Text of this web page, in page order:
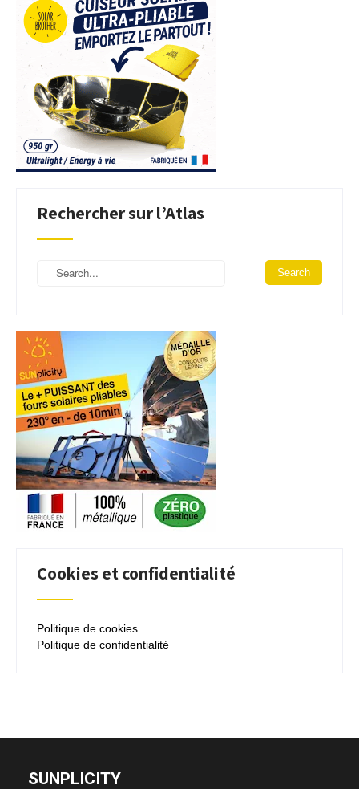
Rechercher sur l’Atlas
Cookies et confidentialité
Politique de cookies
Politique de confidentialité
SUNPLICITY